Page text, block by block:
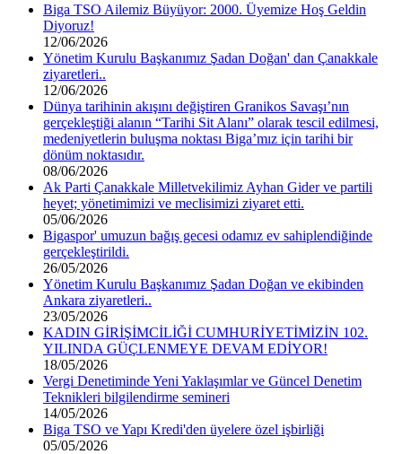
Biga TSO Ailemiz Büyüyor: 2000. Üyemize Hoş Geldin
Diyoruz!
12/06/2026
Yönetim Kurulu Başkanımız Şadan Doğan' dan Çanakkale
ziyaretleri..
12/06/2026
Dünya tarihinin akışını değiştiren Granikos Savaşı’nın
gerçekleştiği alanın “Tarihi Sit Alanı” olarak tescil edilmesi,
medeniyetlerin buluşma noktası Biga’mız için tarihi bir
dönüm noktasıdır.
08/06/2026
Ak Parti Çanakkale Milletvekilimiz Ayhan Gider ve partili
heyet; yönetimimizi ve meclisimizi ziyaret etti.
05/06/2026
Bigaspor' umuzun bağış gecesi odamız ev sahiplendiğinde
gerçekleştirildi.
26/05/2026
Yönetim Kurulu Başkanımız Şadan Doğan ve ekibinden
Ankara ziyaretleri..
23/05/2026
KADIN GİRİŞİMCİLİĞİ CUMHURİYETİMİZİN 102.
YILINDA GÜÇLENMEYE DEVAM EDİYOR!
18/05/2026
Vergi Denetiminde Yeni Yaklaşımlar ve Güncel Denetim
Teknikleri bilgilendirme semineri
14/05/2026
Biga TSO ve Yapı Kredi'den üyelere özel işbirliği
05/05/2026